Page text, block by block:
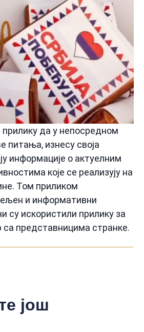
прилику да у непосредном
питања, изнесу своја
информације о актуелним
које се реализују на
Том приликом
и информативни
су искористили прилику за
са представницима странке.
још